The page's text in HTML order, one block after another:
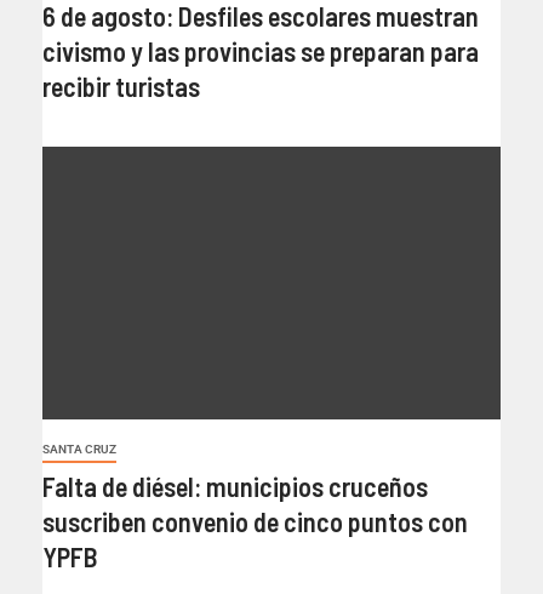
6 de agosto: Desfiles escolares muestran
civismo y las provincias se preparan para
recibir turistas
SANTA CRUZ
Falta de diésel: municipios cruceños
suscriben convenio de cinco puntos con
YPFB